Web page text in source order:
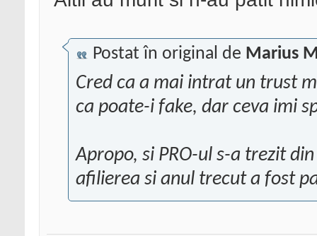
Postat în original de Marius
Cred ca a mai intrat un trust
ca poate-i fake, dar ceva imi
Apropo, si PRO-ul s-a trezit
afilierea si anul trecut a fost